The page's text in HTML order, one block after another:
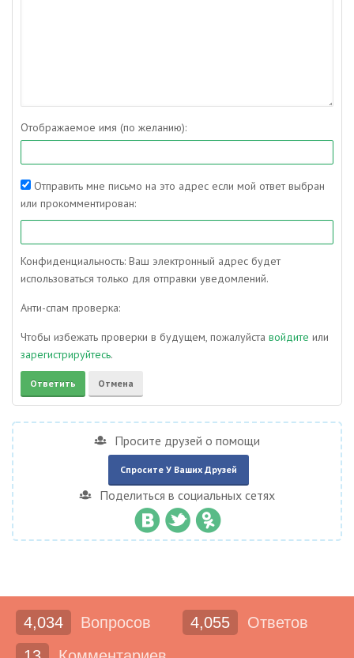
Отображаемое имя (по желанию):
Отправить мне письмо на это адрес если мой ответ выбран
или прокомментирован:
Конфиденциальность: Ваш электронный адрес будет
использоваться только для отправки уведомлений.
Анти-спам проверка:
Чтобы избежать проверки в будущем, пожалуйста войдите или
зарегистрируйтесь.
Просите друзей о помощи
Спросите У Ваших Друзей
Поделиться в социальных сетях
4,034 Вопросов 4,055
Ответов